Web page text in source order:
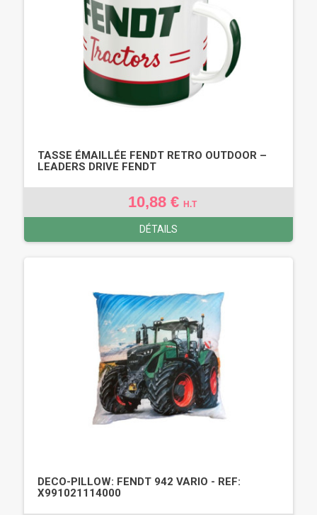
TASSE ÉMAILLÉE FENDT RETRO OUTDOOR –
LEADERS DRIVE FENDT
10,88 € H.T
DÉTAILS
DECO-PILLOW: FENDT 942 VARIO - REF:
X991021114000